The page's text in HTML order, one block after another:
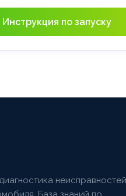
Инструкция по запуску
неисправностей